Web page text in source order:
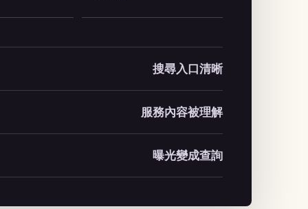
搜尋入口清晰
服務內容被理解
曝光變成查詢